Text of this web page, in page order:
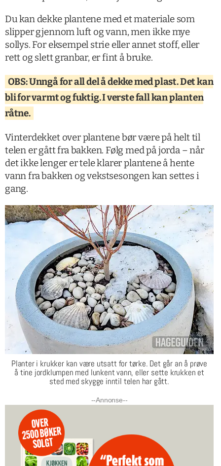
Du kan dekke plantene med et materiale som
slipper gjennom luft og vann, men ikke mye
sollys. For eksempel strie eller annet stoff, eller
rett og slett granbar, er fint å bruke.
OBS: Unngå for all del å dekke med plast. Det kan
bli for varmt og fuktig. I verste fall kan planten
råtne.
Vinterdekket over plantene bør være på helt til
telen er gått fra bakken. Følg med på jorda – når
det ikke lenger er tele klarer plantene å hente
vann fra bakken og vekstsesongen kan settes i
gang.
Planter i krukker kan være utsatt for tørke. Det går an å prøve
å tine jordklumpen med lunkent vann, eller sette krukken et
sted med skygge inntil telen har gått.
--Annonse--